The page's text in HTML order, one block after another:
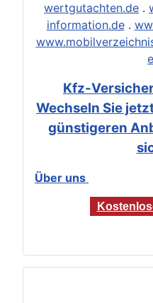
wertgutachten.de .
information.de.
Kfz-
Wechseln Sie
günstigeren
Über uns